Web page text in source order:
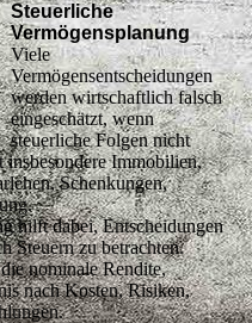
Steuerliche
Vermögensplanung
Viele
Vermögensentscheidungen
werden wirtschaftlich falsch
eingeschätzt, wenn
steuerliche Folgen nicht
Immobilien,
Schenkungen,
hilft dabei, Entscheidungen
Steuern zu betrachten.
nominale Rendite,
nach Kosten, Risiken,